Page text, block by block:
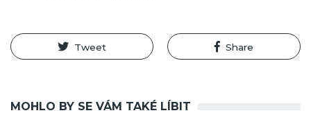
Tweet Share
MOHLO BY SE VÁM TAKÉ LÍBIT